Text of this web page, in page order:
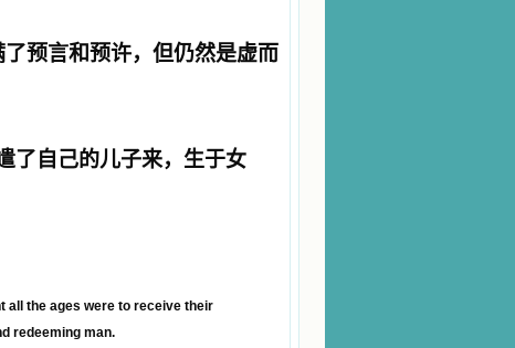
预言和预许，但仍然是虚而
了自己的儿子来，生于女
all the ages were to receive their
redeeming man.